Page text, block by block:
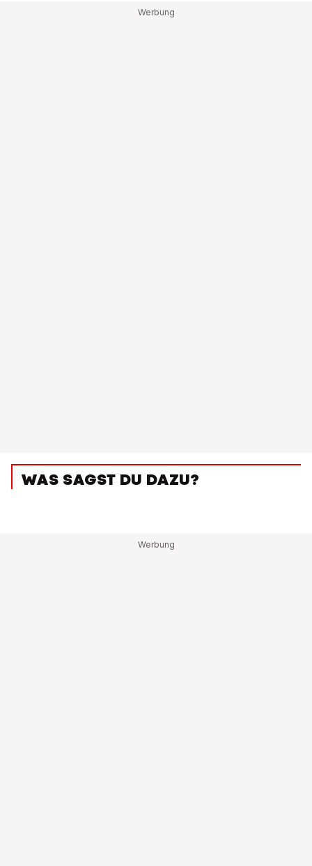
WAS SAGST DU DAZU?